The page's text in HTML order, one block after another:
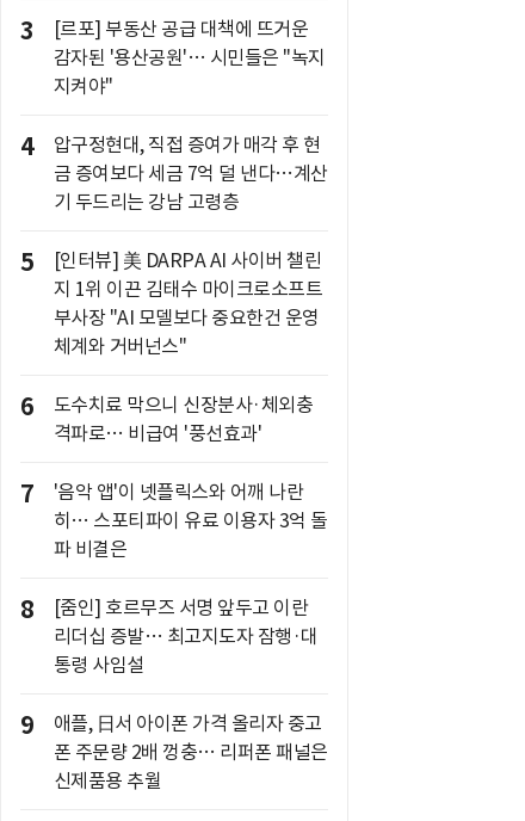
3
[르포] 부동산 공급 대책에 뜨거운
감자된 '용산공원'… 시민들은 "녹지
지켜야"
4
압구정현대, 직접 증여가 매각 후 현
금 증여보다 세금 7억 덜 낸다…계산
기 두드리는 강남 고령층
5
[인터뷰] 美 DARPA AI 사이버 챌린
지 1위 이끈 김태수 마이크로소프트
부사장 "AI 모델보다 중요한건 운영
체계와 거버넌스"
6
도수치료 막으니 신장분사·체외충
격파로… 비급여 '풍선효과'
7
'음악 앱'이 넷플릭스와 어깨 나란
히… 스포티파이 유료 이용자 3억 돌
파 비결은
8
[줌인] 호르무즈 서명 앞두고 이란
리더십 증발… 최고지도자 잠행·대
통령 사임설
9
애플, 日서 아이폰 가격 올리자 중고
폰 주문량 2배 껑충… 리퍼폰 패널은
신제품용 추월